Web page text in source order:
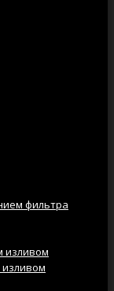
фильтра
изливом